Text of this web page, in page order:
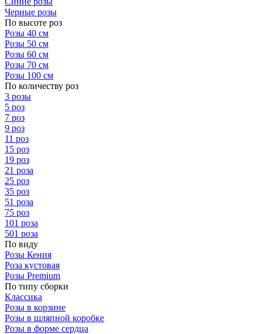
Черные розы
По высоте роз
Розы 40 см
Розы 50 см
Розы 60 см
Розы 70 см
Розы 100 см
По количеству роз
3 розы
5 роз
7 роз
9 роз
11 роз
15 роз
19 роз
21 роза
25 роз
35 роз
51 роза
75 роз
101 роза
501 роза
По виду
Розы Кения
Роза кустовая
Розы Premium
По типу сборки
Классика
Розы в корзине
Розы в шляпной коробке
Розы в форме сердца